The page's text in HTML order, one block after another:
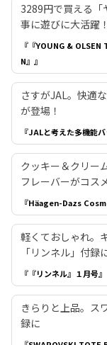
3289円で買える「
事に遊びに大活躍！
『『YOUNG &
N』』
さすがJAL。快適
が登場！
『JALと考えた多機能
クッキー＆クリー
フレーバーがコス
『Häagen-Dazs
軽くておしゃれ。
「リンネル」付録
『『リンネル』１月号』
きらりと上品。ス
録に